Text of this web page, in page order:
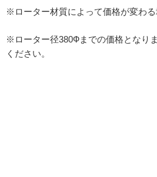
※ローター材質によって価格が変わる
※ローター径380Фまでの価格となり
ください。